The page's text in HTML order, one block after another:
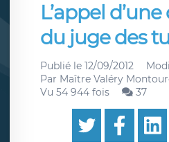
L’appel
du juge des
Publié le 12/09/2012
Par Maître Valéry
Vu 54 944 fois
37